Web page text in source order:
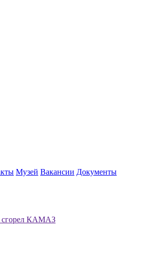
Музей Вакансии Документы
сгорел КАМАЗ